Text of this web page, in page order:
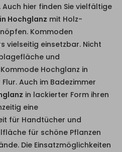
hier finden Sie vielfältige
Hochglanz mit Holz-
Kommoden
vielseitig einsetzbar. Nicht
und
Hochglanz in
Auch im Badezimmer
in lackierter Form ihren
eine
für Handtücher und
für schöne Pflanzen
Die Einsatzmöglichkeiten